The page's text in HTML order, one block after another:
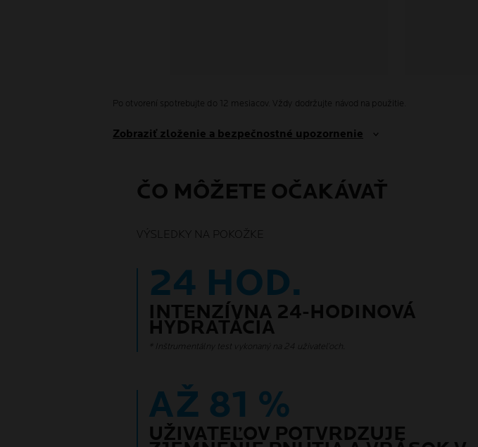
Po otvorení spotrebujte do 12 mesiacov. Vždy dodržujte návod na použitie.
Zobraziť zloženie a bezpečnostné upozornenie
ČO MÔŽETE OČAKÁVAŤ
VÝSLEDKY NA POKOŽKE
24 HOD.
INTENZÍVNA 24-HODINOVÁ
HYDRATÁCIA
* Inštrumentálny test vykonaný na 24 uživateľoch.
AŽ 81 %
UŽIVATEĽOV POTVRDZUJE